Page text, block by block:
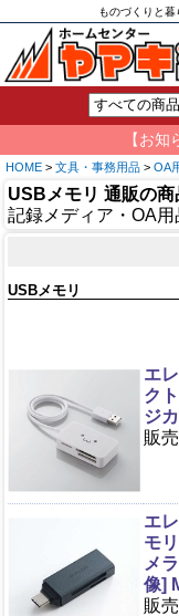
ものづくりと
【お
HOME > 文具・事務用品 > OA
USBメモリ 通販の商
記録メディア・OA用
USBメモリ
エ
ク
ジ
販
エ
モ
メ
像]
販